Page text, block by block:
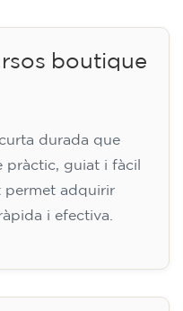
boutique
durada que
pràctic, guiat i fàcil
permet adquirir
i efectiva.